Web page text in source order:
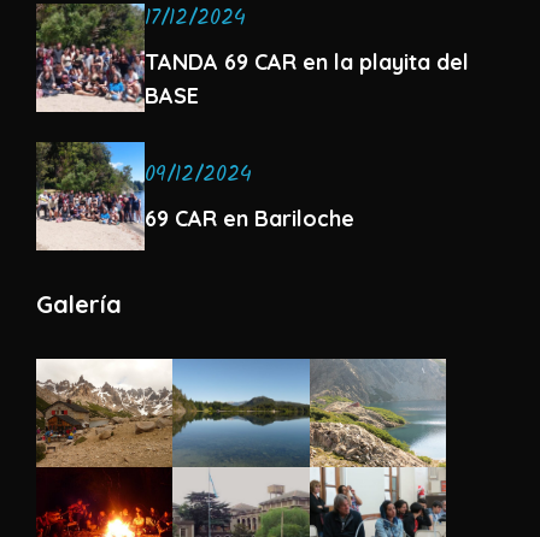
17/12/2024
TANDA 69 CAR en la playita del
BASE
09/12/2024
69 CAR en Bariloche
Galería